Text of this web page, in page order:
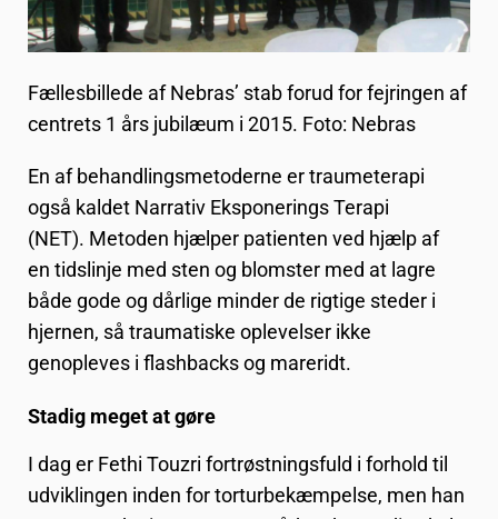
Fællesbillede af Nebras’ stab forud for fejringen af
centrets 1 års jubilæum i 2015. Foto: Nebras
En af behandlingsmetoderne er traumeterapi
også kaldet Narrativ Eksponerings Terapi
(NET). Metoden hjælper patienten ved hjælp af
en tidslinje med sten og blomster med at lagre
både gode og dårlige minder de rigtige steder i
hjernen, så traumatiske oplevelser ikke
genopleves i flashbacks og mareridt.
Stadig meget at gøre
I dag er Fethi Touzri fortrøstningsfuld i forhold til
udviklingen inden for torturbekæmpelse, men han